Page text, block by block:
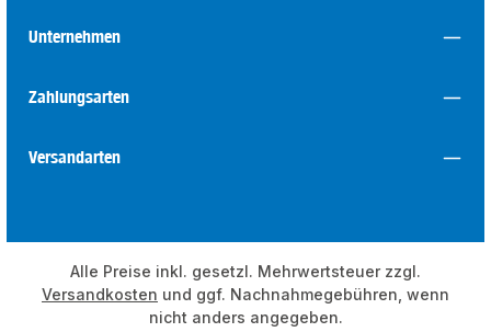
Unternehmen
Zahlungsarten
Versandarten
Alle Preise inkl. gesetzl. Mehrwertsteuer zzgl.
Versandkosten und ggf. Nachnahmegebühren, wenn
nicht anders angegeben.